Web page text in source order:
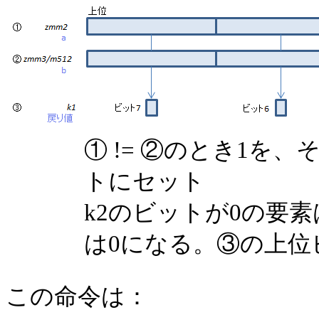
① != ②のとき1を、
トにセット
k2のビットが0の要
は0になる。③の上位
この命令は：